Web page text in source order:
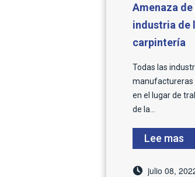
Amenaza
industria de
carpintería
Todas las
manufactureras
en el lugar de
de la...
Lee mas
julio 08,